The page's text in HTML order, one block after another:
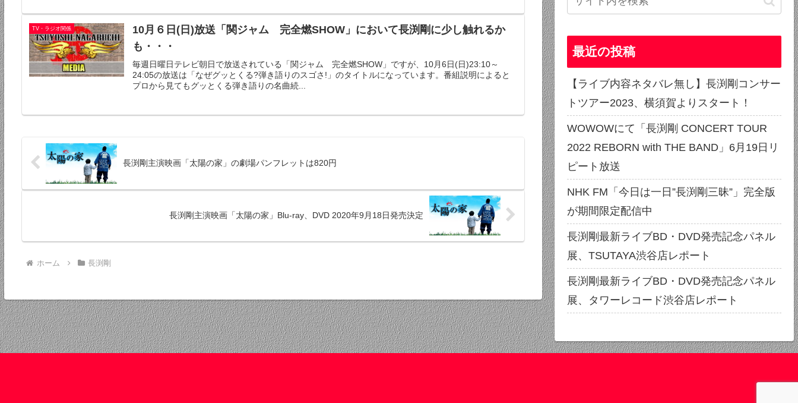
TV・ラジオ関係
10月６日(日)放送「関ジャム 完全燃SHOW」において長渕剛に少し触れるか
も・・・
毎週日曜日テレビ朝日で放送されている「関ジャム 完全燃SHOW」ですが、10月6日(日)23:10～
24:05の放送は「なぜグッとくる?弾き語りのスゴさ!」のタイトルになっています。番組説明によると
プロから見てもグッとくる弾き語りの名曲続...
長渕剛主演映画「太陽の家」の劇場パンフレットは820円
長渕剛主演映画「太陽の家」Blu-ray、DVD 2020年9月18日発売決定
ホーム 長渕剛
最近の投稿
【ライブ内容ネタバレ無し】長渕剛コンサー
トツアー2023、横須賀よりスタート！
WOWOWにて「長渕剛 CONCERT TOUR
2022 REBORN with THE BAND」6月19日リ
ピート放送
NHK FM「今日は一日”長渕剛三昧”」完全版
が期間限定配信中
長渕剛最新ライブBD・DVD発売記念パネル
展、TSUTAYA渋谷店レポート
長渕剛最新ライブBD・DVD発売記念パネル
展、タワーレコード渋谷店レポート